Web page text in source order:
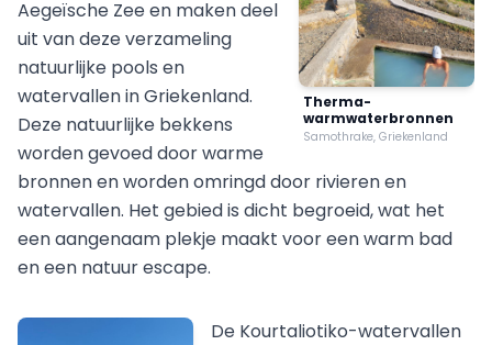
Therma-
warmwaterbronnen
Samothrake, Griekenland
Aegeïsche Zee en maken deel
uit van deze verzameling
natuurlijke pools en
watervallen in Griekenland.
Deze natuurlijke bekkens
worden gevoed door warme
bronnen en worden omringd door rivieren en
watervallen. Het gebied is dicht begroeid, wat het
een aangenaam plekje maakt voor een warm bad
en een natuur escape.
De Kourtaliotiko-watervallen